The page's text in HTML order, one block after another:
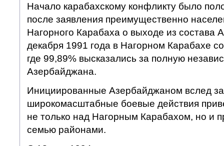
Начало карабахскому конфликту было
после заявления преимущественно
Нагорного Карабаха о выходе из состава
декабря 1991 года в Нагорном Карабахе
где 99,89% высказались за полную
Азербайджана.
Инициированные Азербайджаном вслед
широкомасштабные боевые действия
не только над Нагорным Карабахом, но и
семью районами.